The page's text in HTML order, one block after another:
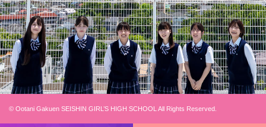
© Ootani Gakuen SEISHIN GIRL’S HIGH SCHOOL All Rights Reserved.